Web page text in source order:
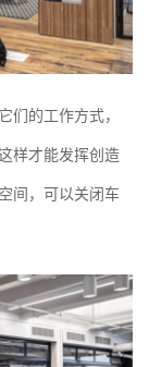
们的工作方式，
样才能发挥创造
间，可以关闭车